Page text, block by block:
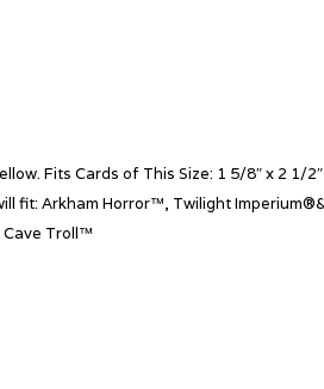
Fits Cards of This Size: 1 5/8″ x 2 1/
fit: Arkham Horror™, Twilight
Troll™